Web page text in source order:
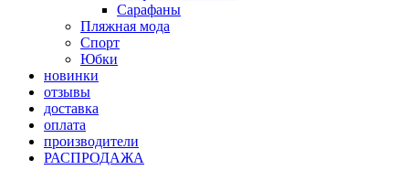
Сарафаны
Пляжная мода
Спорт
Юбки
новинки
отзывы
доставка
оплата
производители
РАСПРОДАЖА